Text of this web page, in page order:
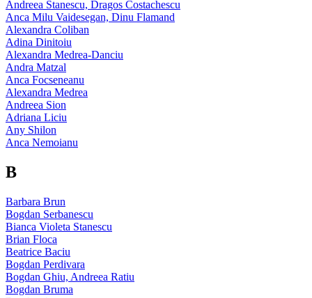
Andreea Stanescu, Dragos Costachescu
Anca Milu Vaidesegan, Dinu Flamand
Alexandra Coliban
Adina Dinitoiu
Alexandra Medrea-Danciu
Andra Matzal
Anca Focseneanu
Alexandra Medrea
Andreea Sion
Adriana Liciu
Any Shilon
Anca Nemoianu
B
Barbara Brun
Bogdan Serbanescu
Bianca Violeta Stanescu
Brian Floca
Beatrice Baciu
Bogdan Perdivara
Bogdan Ghiu, Andreea Ratiu
Bogdan Bruma